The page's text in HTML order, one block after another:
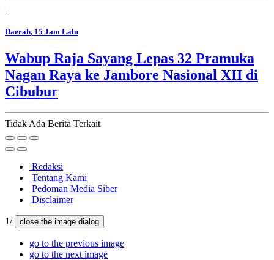
Daerah, 15 Jam Lalu
Wabup Raja Sayang Lepas 32 Pramuka
Nagan Raya ke Jambore Nasional XII di
Cibubur
Tidak Ada Berita Terkait
Redaksi
Tentang Kami
Pedoman Media Siber
Disclaimer
1/ close the image dialog
go to the previous image
go to the next image